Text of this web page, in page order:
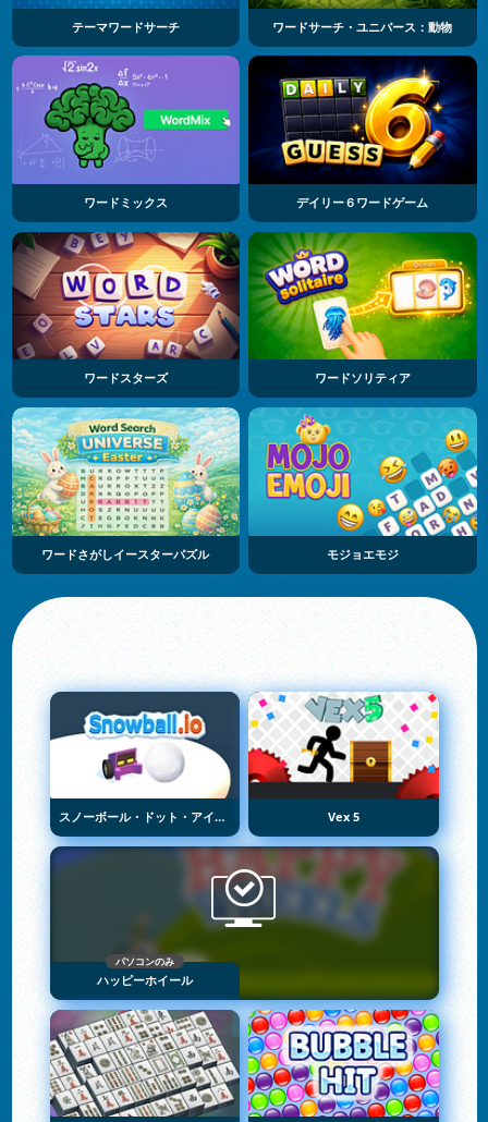
テーマワードサーチ ワードサーチ・ユニバース：動物
ワードミックス デイリー６ワードゲーム
ワードスターズ ワードソリティア
ワードさがしイースターパズル モジョエモジ
スノーボール・ドット・アイオー Vex 5
パソコンのみ
ハッピーホイール